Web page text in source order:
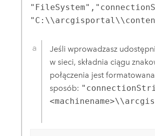
Jeśli wprowadzasz
w sieci, składnia ciągu
połączenia jest
sposób: